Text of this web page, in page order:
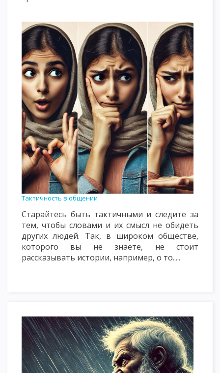
Тактичность в общении
Старайтесь быть тактичными и следите за
тем, чтобы словами и их смысл не обидеть
других людей. Так, в широком обществе,
которого вы не знаете, не стоит
рассказывать истории, например, о то.....